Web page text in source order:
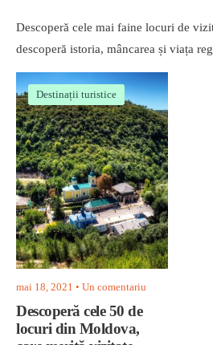
Descoperă cele mai faine locuri de
descoperă istoria, mâncarea și viața
Destinații turistice
mai 18, 2021 • Un comentariu
Descoperă cele 50 de
locuri din Moldova,